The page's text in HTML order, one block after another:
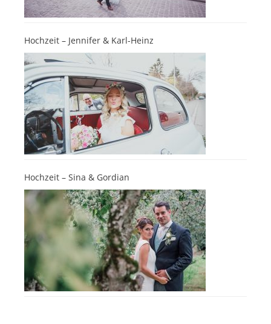
Hochzeit – Jennifer & Karl-Heinz
Hochzeit – Sina & Gordian